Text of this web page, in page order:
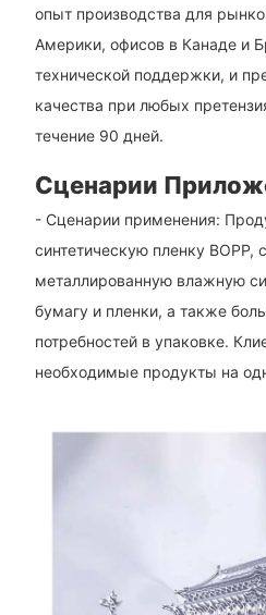
опыт производства для
Америки, офисов в Канаде и
технической поддержки, и
качества при любых
течение 90 дней.
Сценарии
- Сценарии применения:
синтетическую пленку BOPP,
металлированную влажную
бумагу и пленки, а также
потребностей в упаковке.
необходимые продукты на